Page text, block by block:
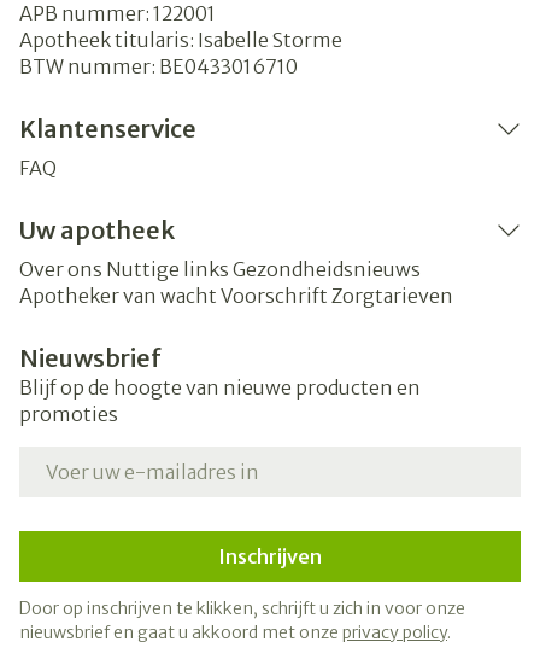
APB nummer: 122001
Apotheek titularis: Isabelle Storme
BTW nummer: BE0433016710
Klantenservice
FAQ
Uw apotheek
Over ons Nuttige links Gezondheidsnieuws
Apotheker van wacht Voorschrift Zorgtarieven
Nieuwsbrief
Blijf op de hoogte van nieuwe producten en
promoties
Inschrijven
Door op inschrijven te klikken, schrijft u zich in voor onze
nieuwsbrief en gaat u akkoord met onze privacy policy.